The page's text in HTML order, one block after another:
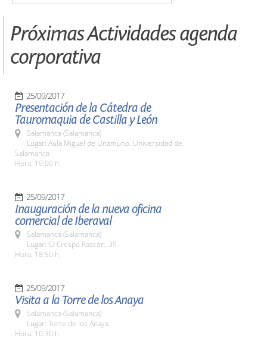
Próximas Actividades agenda
corporativa
25/09/2017
Presentación de la Cátedra de
Tauromaquia de Castilla y León
Salamanca (Salamanca)
Lugar: Aula Miguel de Unamuno. Universidad de
Salamanca
Hora: 19:00 h.
25/09/2017
Inauguración de la nueva oficina
comercial de Iberaval
Salamanca (Salamanca)
Lugar: C/ Crespo Rascón, 39
Hora: 18:50 h.
25/09/2017
Visita a la Torre de los Anaya
Salamanca (Salamanca)
Lugar: Torre de los Anaya
Hora: 10:30 h.